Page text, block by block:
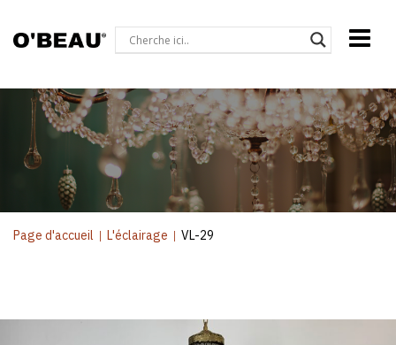
Page d'accueil | L'éclairage | VL-29